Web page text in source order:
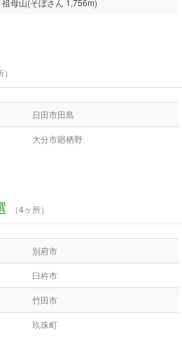
久住山(くじゅうさん 1,787m) 、 祖母山(そぼさん 1,756m)
日田市田島
大分市廻栖野
（4ヶ所）
別府市
臼杵市
竹田市
玖珠町